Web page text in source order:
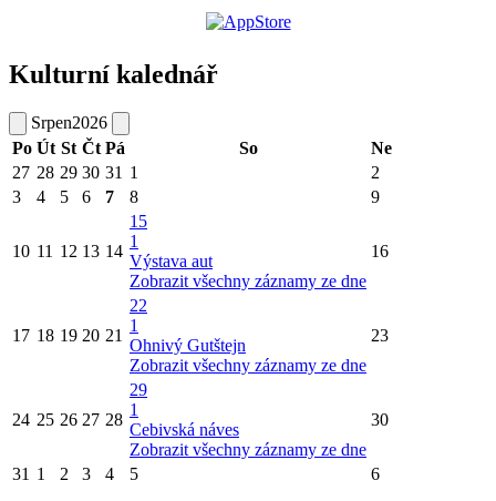
Kulturní kalednář
Srpen2026
Po Út St Čt Pá So
Ne
27 28 29 30 31 1
2
3
4 5 6 7 8 9
10 11 12 13 14
15
1
Výstava aut
Zobrazit všechny záznamy ze dne
16
17 18 19 20 21
22
1
Ohnivý Gutštejn
Zobrazit všechny záznamy ze dne
23
24 25 26 27 28
29
1
Cebivská náves
Zobrazit všechny záznamy ze dne
30
31 1 2 3 4 5 6